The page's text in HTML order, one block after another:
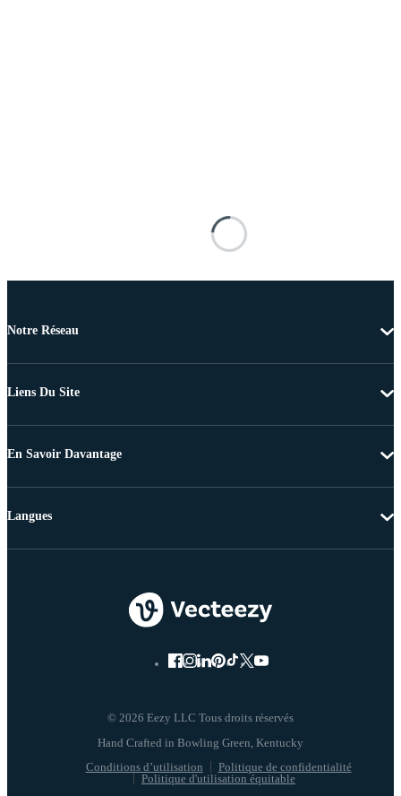
Notre Réseau
Liens Du Site
En Savoir Davantage
© 2026 Eezy LLC Tous droits réservés
Conditions d’utilisation
Politique de confidentialité
Politique d'utilisation équitable
Langues